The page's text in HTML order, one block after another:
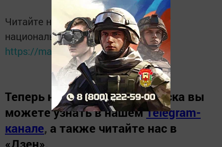
Читайте новости Татарстана в
национальном мессенджере MАХ:
https://max.ru/tatmedia
Теперь новости Зеленодольска вы
можете узнать в нашемTelegram-
канале, а также читайте нас в